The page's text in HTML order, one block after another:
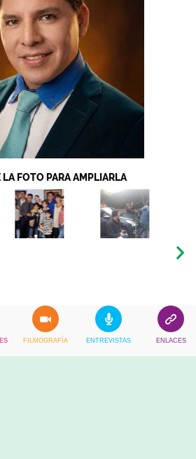
LA FOTO PARA AMPLIARLA
FILMOGRAFÍA ENTREVISTAS ENLACES